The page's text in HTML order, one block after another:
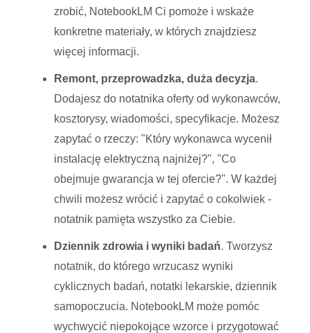
zrobić, NotebookLM Ci pomoże i wskaże
konkretne materiały, w których znajdziesz
więcej informacji.
Remont, przeprowadzka, duża decyzja.
Dodajesz do notatnika oferty od wykonawców,
kosztorysy, wiadomości, specyfikacje. Możesz
zapytać o rzeczy: "Który wykonawca wycenił
instalację elektryczną najniżej?", "Co
obejmuje gwarancja w tej ofercie?". W każdej
chwili możesz wrócić i zapytać o cokolwiek -
notatnik pamięta wszystko za Ciebie.
Dziennik zdrowia i wyniki badań. Tworzysz
notatnik, do którego wrzucasz wyniki
cyklicznych badań, notatki lekarskie, dziennik
samopoczucia. NotebookLM może pomóc
wychwycić niepokojące wzorce i przygotować